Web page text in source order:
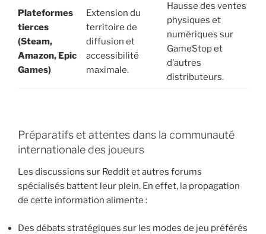
Plateformes
tierces
(Steam,
Amazon, Epic
Games)
Extension du
territoire de
diffusion et
accessibilité
maximale.
Hausse des ventes
physiques et
numériques sur
GameStop et
d’autres
distributeurs.
Préparatifs et attentes dans la communauté
internationale des joueurs
Les discussions sur Reddit et autres forums
spécialisés battent leur plein. En effet, la propagation
de cette information alimente :
Des débats stratégiques sur les modes de jeu préférés